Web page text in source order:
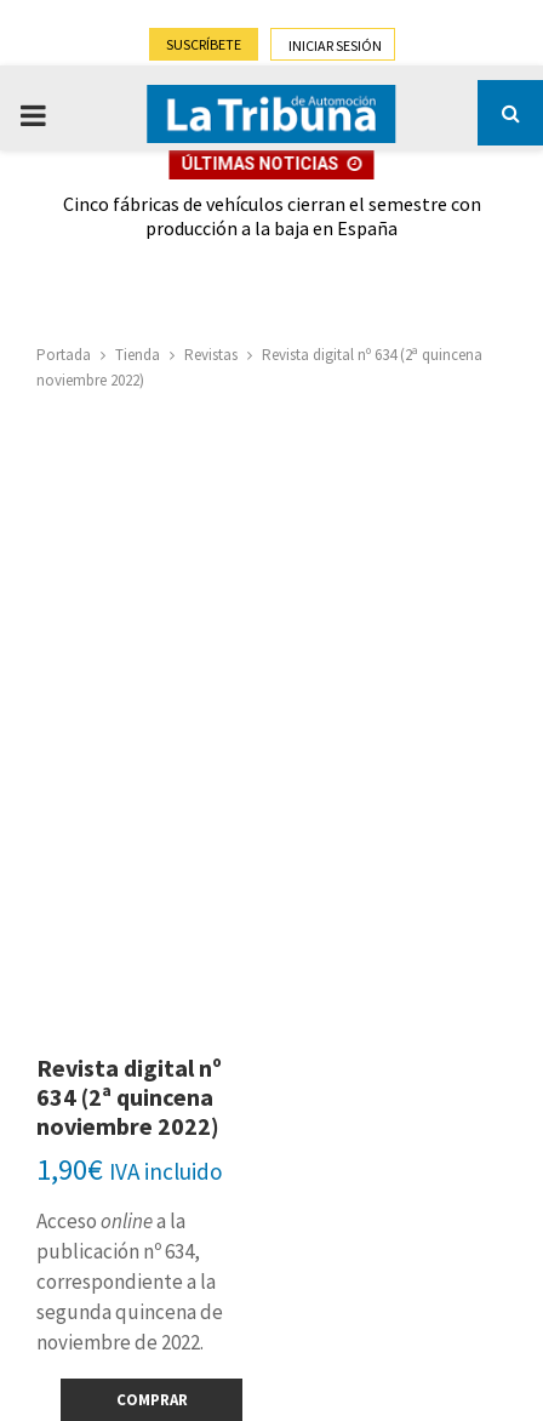
SUSCRÍBETE INICIAR SESIÓN
PRIMARY
ÚLTIMAS NOTICIAS
Cinco fábricas de vehículos cierran el semestre con
producción a la baja en España
Portada Tienda Revistas
Revista digital nº 634 (2ª quincena
noviembre 2022)
Revista digital nº
634 (2ª quincena
noviembre 2022)
1,90€ IVA incluido
Accesoonlinea la
publicación nº 634,
correspondiente a la
segunda quincena de
noviembre de 2022.
COMPRAR